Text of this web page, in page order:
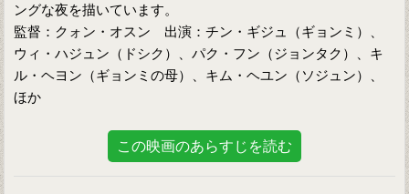
ングな夜を描いています。
監督：クォン・オスン 出演：チン・ギジュ（ギョンミ）、
ウィ・ハジュン（ドシク）、パク・フン（ジョンタク）、キ
ル・ヘヨン（ギョンミの母）、キム・ヘユン（ソジュン）、
ほか
この映画のあらすじを読む